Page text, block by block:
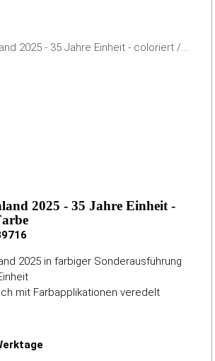
2025 - 35 Jahre Einheit -
2025 in farbiger Sonderausführung
mit Farbapplikationen veredelt